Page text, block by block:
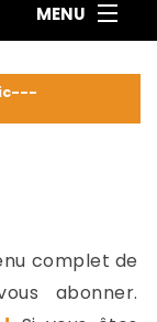
MENU
droit public---
Droit pénal---
aux actualités
complet de
abonner.